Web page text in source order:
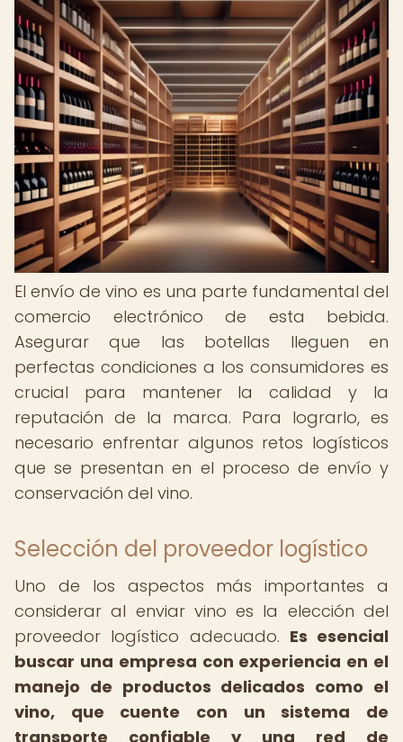
El envío de vino es una parte fundamental del
comercio electrónico de esta bebida.
Asegurar que las botellas lleguen en
perfectas condiciones a los consumidores es
crucial para mantener la calidad y la
reputación de la marca. Para lograrlo, es
necesario enfrentar algunos retos logísticos
que se presentan en el proceso de envío y
conservación del vino.
Selección del proveedor logístico
Uno de los aspectos más importantes a
considerar al enviar vino es la elección del
proveedor logístico adecuado. Es esencial
buscar una empresa con experiencia en el
manejo de productos delicados como el
vino, que cuente con un sistema de
transporte confiable y una red de